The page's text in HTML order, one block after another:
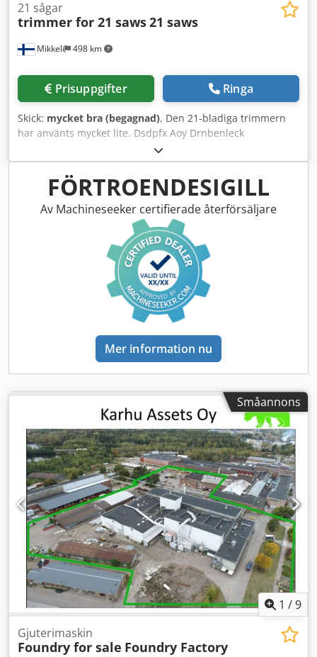
Mikkeli 498 km
21 sågar
trimmer for 21 saws21 saws
Prisuppgifter Ringa
Skick: mycket bra (begagnad), Den 21-bladiga trimmern
har använts mycket lite. Dsdpfx Aoy Drnbenleck
FÖRTROENDESIGILL
Av Machineseeker certifierade återförsäljare
Mer information nu
Småannons
1 /9
Gjuterimaskin
Foundry for sale Foundry Factory